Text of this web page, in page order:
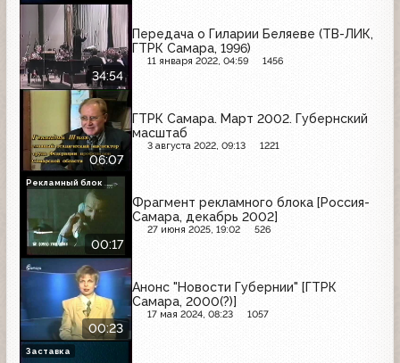
34:54
Передача о Гиларии Беляеве (ТВ-ЛИК,
ГТРК Самара, 1996)
11 января 2022, 04:59 1456
06:07
ГТРК Самара. Март 2002. Губернский
масштаб
3 августа 2022, 09:13 1221
00:17
Фрагмент рекламного блока [Россия-
Самара, декабрь 2002]
27 июня 2025, 19:02 526
Рекламный блок
00:23
Анонс "Новости Губернии" [ГТРК
Самара, 2000(?)]
17 мая 2024, 08:23 1057
Заставка